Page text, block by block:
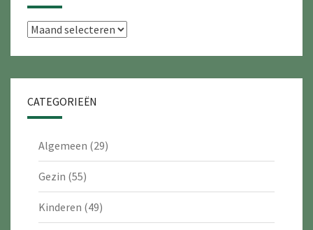
Archieven
CATEGORIEËN
Algemeen (29)
Gezin (55)
Kinderen (49)